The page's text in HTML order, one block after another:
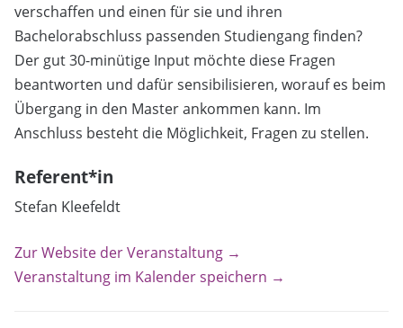
verschaffen und einen für sie und ihren
Bachelorabschluss passenden Studiengang finden?
Der gut 30-minütige Input möchte diese Fragen
beantworten und dafür sensibilisieren, worauf es beim
Übergang in den Master ankommen kann. Im
Anschluss besteht die Möglichkeit, Fragen zu stellen.
Referent*in
Stefan Kleefeldt
Zur Website der Veranstaltung →
Veranstaltung im Kalender speichern →